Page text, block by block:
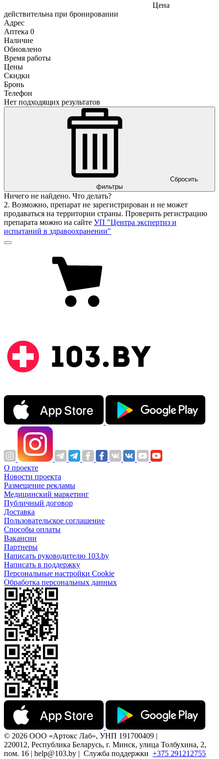
Цена
действительна при бронировании
Адрес
Аптека 0
Наличие
Обновлено
Время работы
Цены
Скидки
Бронь
Телефон
Нет подходящих результатов
Сбросить
фильтры
Ничего не найдено. Что делать?
2. Возможно, препарат не зарегистрирован и не может
продаваться на территории страны. Проверить регистрацию
препарата можно на сайте УП "Центра экспертиз и
испытаний в здравоохранении"
О проекте
Новости проекта
Размещение рекламы
Медицинский маркетинг
Публичный договор
Доставка
Пользовательское соглашение
Способы оплаты
Вакансии
Партнеры
Написать руководителю 103.by
Написать в поддержку
Персональные настройки Cookie
Обработка персональных данных
© 2026 ООО «Артокс Лаб», УНП 191700409 |
220012, Республика Беларусь, г. Минск, улица Толбухина, 2,
пом. 16 | help@103.by | Служба поддержки +375 291212755